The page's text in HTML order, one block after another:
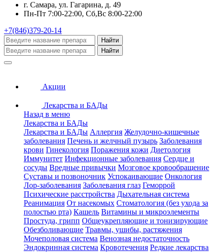
г. Самара, ул. Гагарина, д. 49
Пн-Пт 7:00-22:00, Сб,Вс 8:00-22:00
+7(846)379-20-14
Найти
Найти
Акции
Лекарства и БАДы
Назад в меню
Лекарства и БАДы
Лекарства и БАДы Аллергия Желудочно-кишечные
заболевания Печень и желчный пузырь Заболевания
крови Гинекология Поражения кожи Диетология
Иммунитет Инфекционные заболевания Сердце и
сосуды Вредные привычки Мозговое кровообращение
Суставы и позвоночник Успокаивающие Онкология
Лор-заболевания Заболевания глаз Геморрой
Психические расстройства Дыхательная система
Реанимация От насекомых Стоматология (без ухода за
полостью рта) Кашель Витамины и микроэлементы
Простуда, грипп Общеукрепляющие и тонизирующие
Обезболивающие Травмы, ушибы, растяжения
Мочеполовая система Венозная недостаточность
Эндокринная система Кровотечения Редкие лекарства